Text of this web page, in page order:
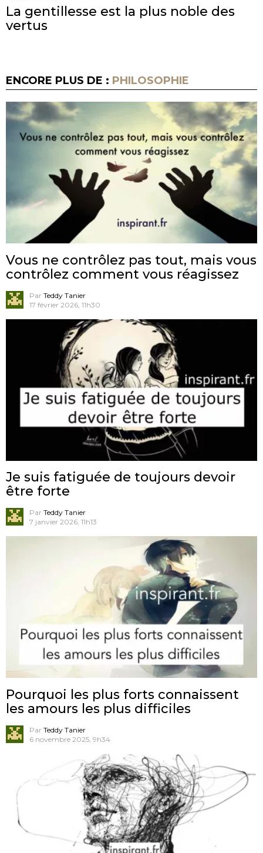
La gentillesse est la plus noble des
vertus
ENCORE PLUS DE : PHILOSOPHIE
Vous ne contrôlez pas tout, mais vous
contrôlez comment vous réagissez
Par Teddy Tanier
17 février 2026, 11h30
Je suis fatiguée de toujours devoir
être forte
Par Teddy Tanier
7 janvier 2026, 11h13
Pourquoi les plus forts connaissent
les amours les plus difficiles
Par Teddy Tanier
6 novembre 2025, 9h34